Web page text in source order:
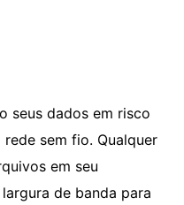
seus dados em risco
sem fio. Qualquer
em seu
de banda para